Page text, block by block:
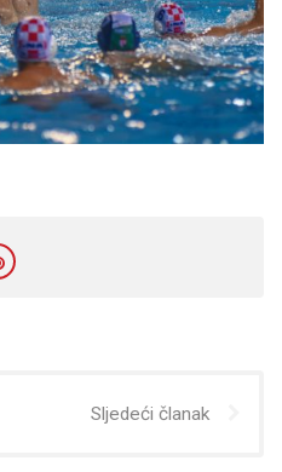
Sljedeći članak